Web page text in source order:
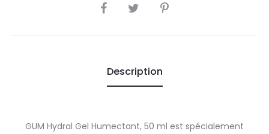
SHARE
Description
GUM Hydral Gel Humectant, 50 ml est spécialement